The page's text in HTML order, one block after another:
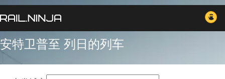
安特卫普至 列日的列车